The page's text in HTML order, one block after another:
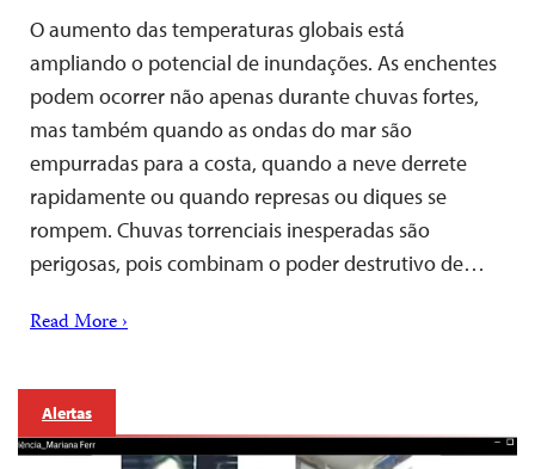
O aumento das temperaturas globais está
ampliando o potencial de inundações. As enchentes
podem ocorrer não apenas durante chuvas fortes,
mas também quando as ondas do mar são
empurradas para a costa, quando a neve derrete
rapidamente ou quando represas ou diques se
rompem. Chuvas torrenciais inesperadas são
perigosas, pois combinam o poder destrutivo de…
Read More ›
Alertas